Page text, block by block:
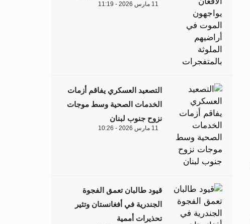
11 مارس 2026 - 11:19
التصعيد العسكري يفاقم أزمات
الخدمات الصحية وسط موجات
نزوح جنوب لبنان
11 مارس 2026 - 10:26
قيود طالبان تعمق الفجوة
الجندرية في أفغانستان وتثير
تحذيرات أممية